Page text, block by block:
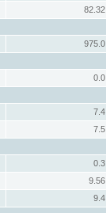
82.32
975.0
0.0
7.4
7.5
0.3
9.56
9.4